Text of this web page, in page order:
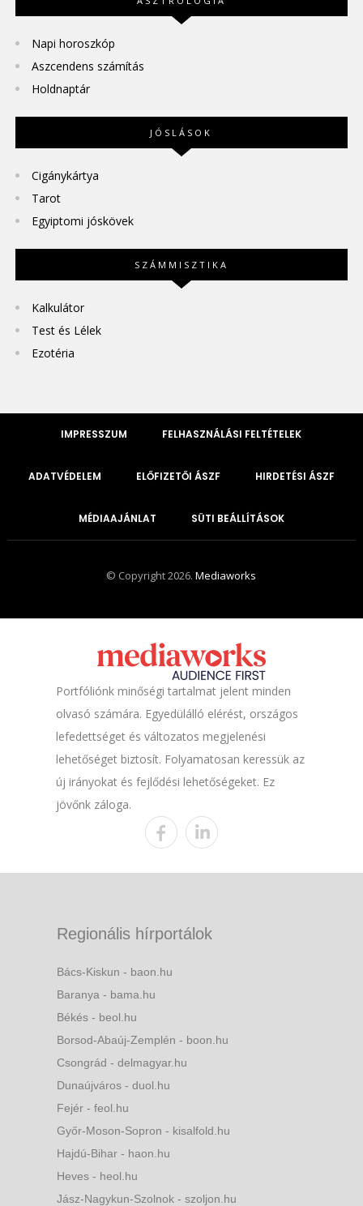
Napi horoszkóp
Aszcendens számítás
Holdnaptár
JÓSLÁSOK
Cigánykártya
Tarot
Egyiptomi jóskövek
SZÁMMISZTIKA
Kalkulátor
Test és Lélek
Ezotéria
IMPRESSZUM FELHASZNÁLÁSI FELTÉTELEK
ADATVÉDELEM ELŐFIZETŐI ÁSZF HIRDETÉSI ÁSZF
MÉDIAAJÁNLAT SÜTI BEÁLLÍTÁSOK
© Copyright 2026.Mediaworks
Portfóliónk minőségi tartalmat jelent minden
olvasó számára. Egyedülálló elérést, országos
lefedettséget és változatos megjelenési
lehetőséget biztosít. Folyamatosan keressük az
új irányokat és fejlődési lehetőségeket. Ez
jövőnk záloga.
Regionális hírportálok
Bács-Kiskun - baon.hu
Baranya - bama.hu
Békés - beol.hu
Borsod-Abaúj-Zemplén - boon.hu
Csongrád - delmagyar.hu
Dunaújváros - duol.hu
Fejér - feol.hu
Győr-Moson-Sopron - kisalfold.hu
Hajdú-Bihar - haon.hu
Heves - heol.hu
Jász-Nagykun-Szolnok - szoljon.hu